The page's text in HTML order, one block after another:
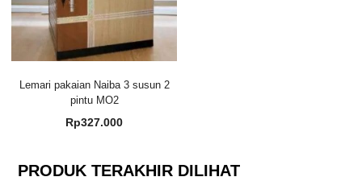
Lemari pakaian Naiba 3 susun 2
pintu MO2
Rp327.000
PRODUK TERAKHIR DILIHAT